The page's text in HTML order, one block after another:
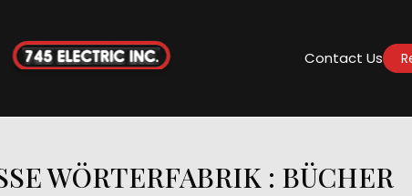
Contact Us
WÖRTERFABRIK : BÜCHER